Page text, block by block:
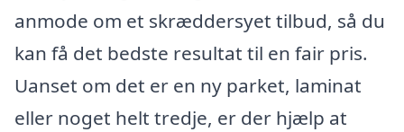
anmode om et skræddersyet tilbud, så du
kan få det bedste resultat til en fair pris.
Uanset om det er en ny parket, laminat
eller noget helt tredje, er der hjælp at